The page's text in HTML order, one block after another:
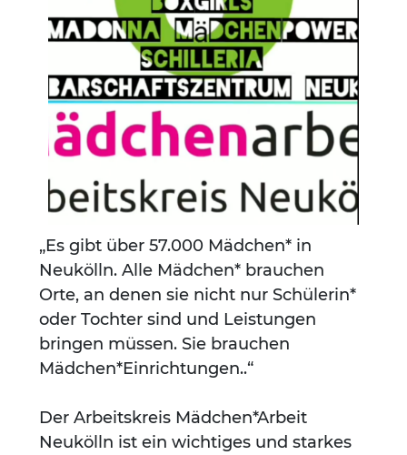
„Es gibt über 57.000 Mädchen* in
Neukölln. Alle Mädchen* brauchen
Orte, an denen sie nicht nur Schülerin*
oder Tochter sind und Leistungen
bringen müssen. Sie brauchen
Mädchen*Einrichtungen..“
Der Arbeitskreis Mädchen*Arbeit
Neukölln ist ein wichtiges und starkes